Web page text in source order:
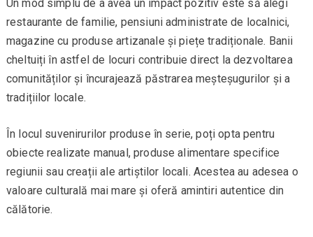
Un mod simplu de a avea un impact pozitiv este să alegi
restaurante de familie, pensiuni administrate de localnici,
magazine cu produse artizanale și piețe tradiționale. Banii
cheltuiți în astfel de locuri contribuie direct la dezvoltarea
comunităților și încurajează păstrarea meșteșugurilor și a
tradițiilor locale.
În locul suvenirurilor produse în serie, poți opta pentru
obiecte realizate manual, produse alimentare specifice
regiunii sau creații ale artiștilor locali. Acestea au adesea o
valoare culturală mai mare și oferă amintiri autentice din
călătorie.